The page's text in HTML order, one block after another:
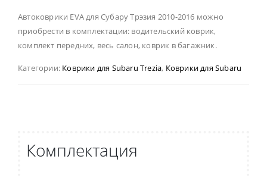
Автоковрики EVA для Субару Трэзия 2010-2016 можно
приобрести в комплектации: водительский коврик,
комплект передних, весь салон, коврик в багажник.
Категории: Коврики для Subaru Trezia, Коврики для Subaru
Комплектация